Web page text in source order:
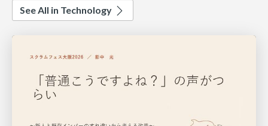
See All in Technology